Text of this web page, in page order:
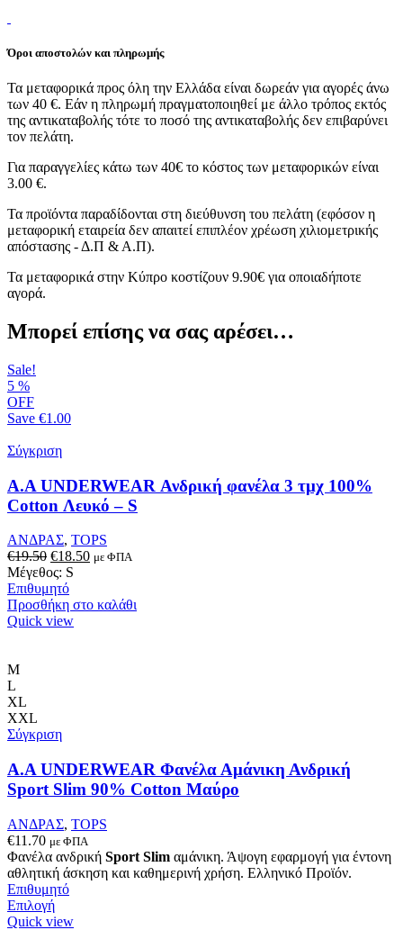
Όροι αποστολών και πληρωμής
Τα μεταφορικά προς όλη την Ελλάδα είναι δωρεάν για αγορές άνω
των 40 €. Εάν η πληρωμή πραγματοποιηθεί με άλλο τρόπος εκτός
της αντικαταβολής τότε το ποσό της αντικαταβολής δεν επιβαρύνει
τον πελάτη.
Για παραγγελίες κάτω των 40€ το κόστος των μεταφορικών είναι
3.00 €.
Τα προϊόντα παραδίδονται στη διεύθυνση του πελάτη (εφόσον η
μεταφορική εταιρεία δεν απαιτεί επιπλέον χρέωση χιλιομετρικής
απόστασης - Δ.Π & Α.Π).
Τα μεταφορικά στην Κύπρο κοστίζουν 9.90€ για οποιαδήποτε
αγορά.
Μπορεί επίσης να σας αρέσει…
Sale!
5 %
OFF
Save €1.00
Σύγκριση
Α.A UNDERWEAR Ανδρική φανέλα 3 τμχ 100%
Cotton Λευκό – S
ΑΝΔΡΑΣ, TOPS
€19.50 Original
price
was:
€19.50.
€18.50Η
είναι:
με ΦΠΑ
Μέγεθος: S
Επιθυμητό
Προσθήκη στο καλάθι
Quick view
M
L
XL
XXL
Σύγκριση
Α.A UNDERWEAR Φανέλα Αμάνικη Ανδρική
Sport Slim 90% Cotton Μαύρο
ΑΝΔΡΑΣ, TOPS
€11.70 με ΦΠΑ
Φανέλα ανδρική Sport Slim αμάνικη. Άψογη εφαρμογή για έντονη
αθλητική άσκηση και καθημερινή χρήση. Ελληνικό Προϊόν.
Επιθυμητό
ΕπιλογήΑυτό
το
Quick view